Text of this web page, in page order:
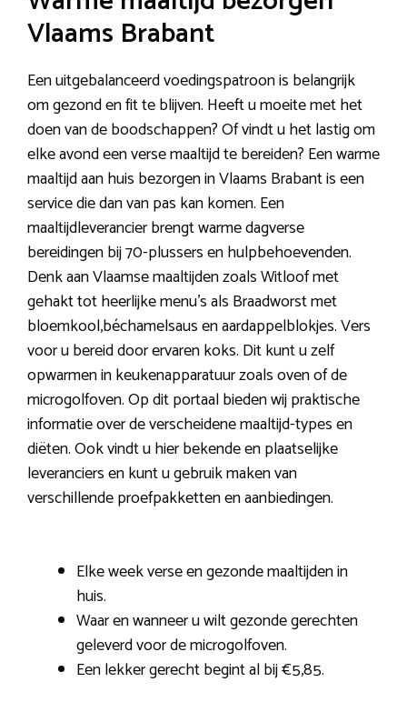
Vlaams Brabant
Een uitgebalanceerd voedingspatroon is belangrijk
om gezond en fit te blijven. Heeft u moeite met het
doen van de boodschappen? Of vindt u het lastig om
elke avond een verse maaltijd te bereiden? Een warme
maaltijd aan huis bezorgen in Vlaams Brabant is een
service die dan van pas kan komen. Een
maaltijdleverancier brengt warme dagverse
bereidingen bij 70-plussers en hulpbehoevenden.
Denk aan Vlaamse maaltijden zoals Witloof met
gehakt tot heerlijke menu’s als Braadworst met
bloemkool,béchamelsaus en aardappelblokjes. Vers
voor u bereid door ervaren koks. Dit kunt u zelf
opwarmen in keukenapparatuur zoals oven of de
microgolfoven. Op dit portaal bieden wij praktische
informatie over de verscheidene maaltijd-types en
diëten. Ook vindt u hier bekende en plaatselijke
leveranciers en kunt u gebruik maken van
verschillende proefpakketten en aanbiedingen.
Elke week verse en gezonde maaltijden in
huis.
Waar en wanneer u wilt gezonde gerechten
geleverd voor de microgolfoven.
Een lekker gerecht begint al bij €5,85.